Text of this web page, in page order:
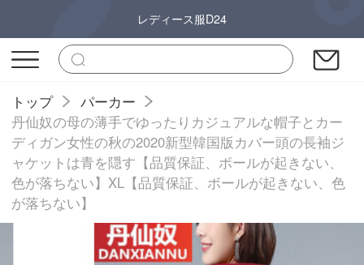
レディース服D24
トップ
パーカー
丹仙奴の母の薄手でゆったりカジュアルな帽子とカー
ディガン女性の秋の2020新型韓国版カバー頭の長袖ジ
ャケットは青を隠す【品質保証、ボールが起きない、
色が落ちない】XL【品質保証、ボールが起きない、色
が落ちない】